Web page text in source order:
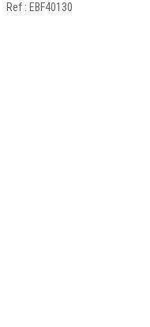
Ref : EBF40130